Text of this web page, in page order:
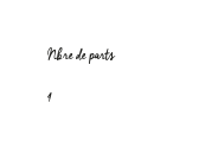
Nbre de parts
4